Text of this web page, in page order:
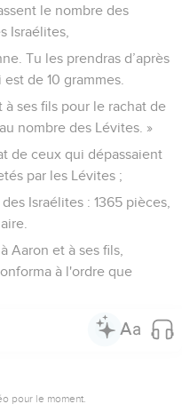
le nombre des
Israélites,
Tu les prendras d’après
de 10 grammes.
ses fils pour le rachat de
nombre des Lévites. »
de ceux qui dépassaient
par les Lévites ;
Israélites : 1365 pièces,
Aaron et à ses fils,
à l'ordre que
pour le moment.